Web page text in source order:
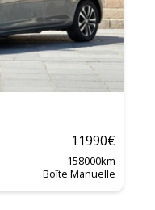
11990€
158000km
Boîte Manuelle